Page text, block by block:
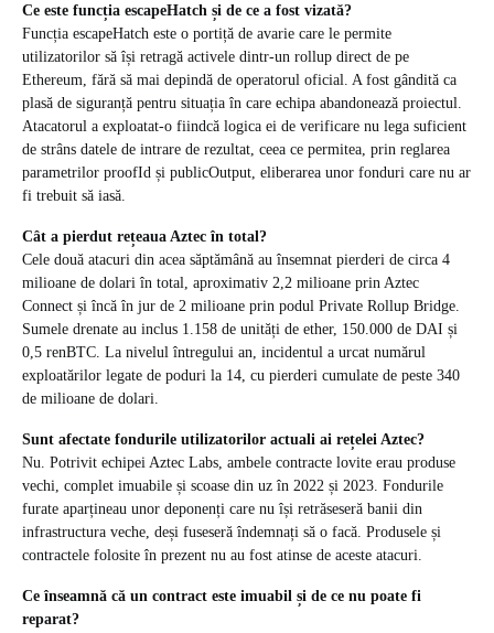
Ce este funcția escapeHatch și de ce a fost vizată?
Funcția escapeHatch este o portiță de avarie care le permite
utilizatorilor să își retragă activele dintr-un rollup direct de pe
Ethereum, fără să mai depindă de operatorul oficial. A fost gândită ca
plasă de siguranță pentru situația în care echipa abandonează proiectul.
Atacatorul a exploatat-o fiindcă logica ei de verificare nu lega suficient
de strâns datele de intrare de rezultat, ceea ce permitea, prin reglarea
parametrilor proofId și publicOutput, eliberarea unor fonduri care nu ar
fi trebuit să iasă.
Cât a pierdut rețeaua Aztec în total?
Cele două atacuri din acea săptămână au însemnat pierderi de circa 4
milioane de dolari în total, aproximativ 2,2 milioane prin Aztec
Connect și încă în jur de 2 milioane prin podul Private Rollup Bridge.
Sumele drenate au inclus 1.158 de unități de ether, 150.000 de DAI și
0,5 renBTC. La nivelul întregului an, incidentul a urcat numărul
exploatărilor legate de poduri la 14, cu pierderi cumulate de peste 340
de milioane de dolari.
Sunt afectate fondurile utilizatorilor actuali ai rețelei Aztec?
Nu. Potrivit echipei Aztec Labs, ambele contracte lovite erau produse
vechi, complet imuabile și scoase din uz în 2022 și 2023. Fondurile
furate aparțineau unor deponenți care nu își retrăseseră banii din
infrastructura veche, deși fuseseră îndemnați să o facă. Produsele și
contractele folosite în prezent nu au fost atinse de aceste atacuri.
Ce înseamnă că un contract este imuabil și de ce nu poate fi
reparat?